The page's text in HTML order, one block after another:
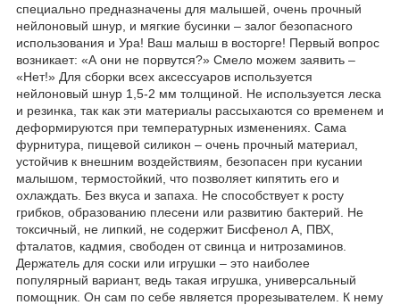
специально предназначены для малышей, очень прочный
нейлоновый шнур, и мягкие бусинки – залог безопасного
использования и Ура! Ваш малыш в восторге! Первый вопрос
возникает: «А они не порвутся?» Смело можем заявить –
«Нет!» Для сборки всех аксессуаров используется
нейлоновый шнур 1,5-2 мм толщиной. Не используется леска
и резинка, так как эти материалы рассыхаются со временем и
деформируются при температурных изменениях. Сама
фурнитура, пищевой силикон – очень прочный материал,
устойчив к внешним воздействиям, безопасен при кусании
малышом, термостойкий, что позволяет кипятить его и
охлаждать. Без вкуса и запаха. Не способствует к росту
грибков, образованию плесени или развитию бактерий. Не
токсичный, не липкий, не содержит Бисфенол А, ПВХ,
фталатов, кадмия, свободен от свинца и нитрозаминов.
Держатель для соски или игрушки – это наиболее
популярный вариант, ведь такая игрушка, универсальный
помощник. Он сам по себе является прорезывателем. К нему